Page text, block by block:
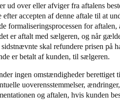
ud over eller afviger fra aftalens
efter accepten af denne aftale til at
formaliseringsprocessen for
er aftalt med sælgeren, og når
skal refundere prisen på
er betalt af kunden, til sælgeren.
ingen omstændigheder berettiget
uoverensstemmelser,
og aftalen, hvis kunden